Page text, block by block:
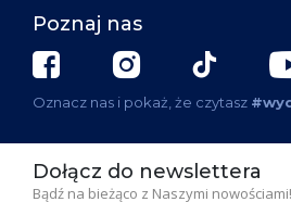
Poznaj nas
Oznacz nas i pokaż, że czytasz
Dołącz do newslettera
Bądź na bieżąco z Naszymi nowościami!